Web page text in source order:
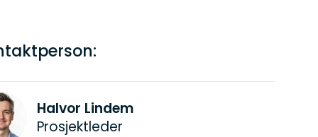
Halvor Lindem
Prosjektleder